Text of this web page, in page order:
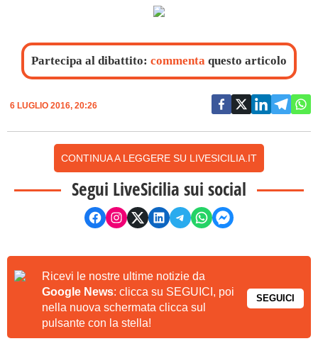
Partecipa al dibattito: commenta questo articolo
6 LUGLIO 2016, 20:26
CONTINUA A LEGGERE SU LIVESICILIA.IT
Segui LiveSicilia sui social
Ricevi le nostre ultime notizie da
Google News: clicca su SEGUICI, poi
nella nuova schermata clicca sul
pulsante con la stella!
SEGUICI